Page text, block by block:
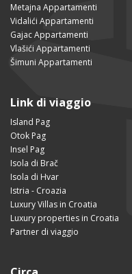
Metajna Appartamenti
Vidalići Appartamenti
Gajac Appartamenti
Vlašići Appartamenti
Šimuni Appartamenti
Link di viaggio
Island Pag
Otok Pag
Insel Pag
Isola di Brač
Isola di Hvar
Istria - Croazia
Luxury Villas in Croatia
Luxury properties in Croatia
Partner di viaggio